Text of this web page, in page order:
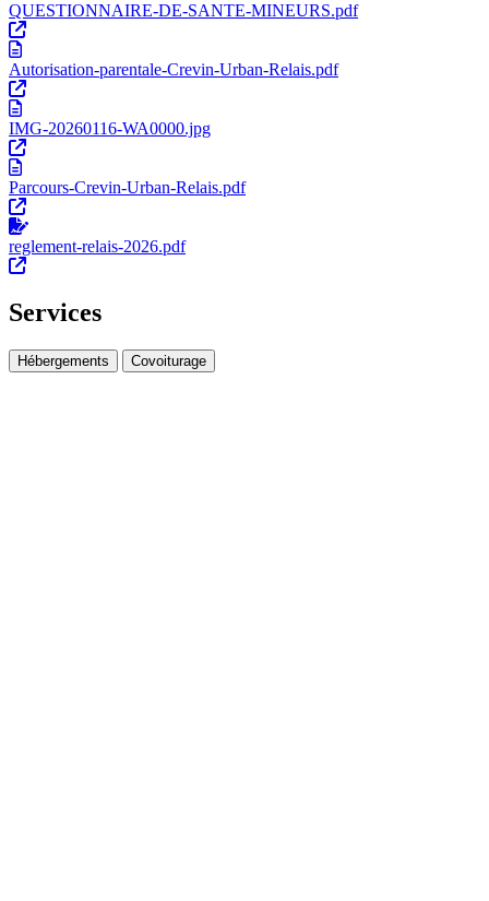
QUESTIONNAIRE-DE-SANTE-MINEURS.pdf
Autorisation-parentale-Crevin-Urban-Relais.pdf
IMG-20260116-WA0000.jpg
Parcours-Crevin-Urban-Relais.pdf
reglement-relais-2026.pdf
Services
Hébergements Covoiturage